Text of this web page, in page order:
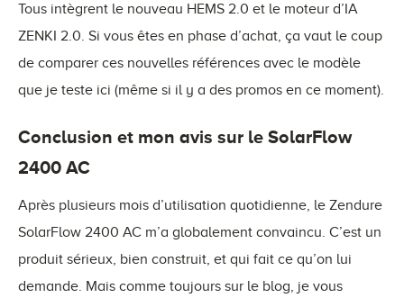
Tous intègrent le nouveau HEMS 2.0 et le moteur d’IA
ZENKI 2.0. Si vous êtes en phase d’achat, ça vaut le coup
de comparer ces nouvelles références avec le modèle
que je teste ici (même si il y a des promos en ce moment).
Conclusion et mon avis sur le SolarFlow
2400 AC
Après plusieurs mois d’utilisation quotidienne, le Zendure
SolarFlow 2400 AC m’a globalement convaincu. C’est un
produit sérieux, bien construit, et qui fait ce qu’on lui
demande. Mais comme toujours sur le blog, je vous